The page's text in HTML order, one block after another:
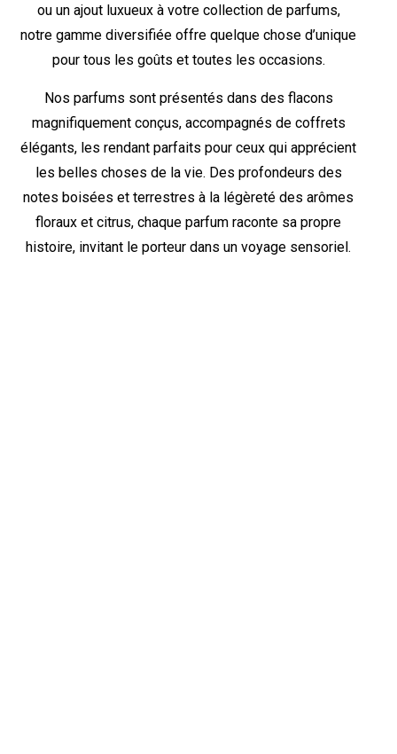
ou un ajout luxueux à votre collection de parfums,
notre gamme diversifiée offre quelque chose d’unique
pour tous les goûts et toutes les occasions.
Nos parfums sont présentés dans des flacons
magnifiquement conçus, accompagnés de coffrets
élégants, les rendant parfaits pour ceux qui apprécient
les belles choses de la vie. Des profondeurs des
notes boisées et terrestres à la légèreté des arômes
floraux et citrus, chaque parfum raconte sa propre
histoire, invitant le porteur dans un voyage sensoriel.